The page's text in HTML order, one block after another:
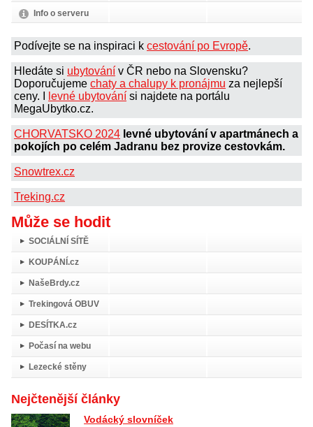
Info o serveru
Podívejte se na inspiraci k cestování po Evropě.
Hledáte si ubytování v ČR nebo na Slovensku?
Doporučujeme chaty a chalupy k pronájmu za nejlepší
ceny. I
levné ubytování si najdete na portálu
MegaUbytko.cz.
CHORVATSKO 2024 levné ubytování v apartmánech a
pokojích po celém Jadranu bez provize cestovkám.
Snowtrex.cz
Treking.cz
Může se hodit
SOCIÁLNÍ SÍTĚ
KOUPÁNÍ.cz
NašeBrdy.cz
Trekingová OBUV
DESÍTKA.cz
Počasí na webu
Lezecké stěny
Nejčtenější články
Vodácký slovníček